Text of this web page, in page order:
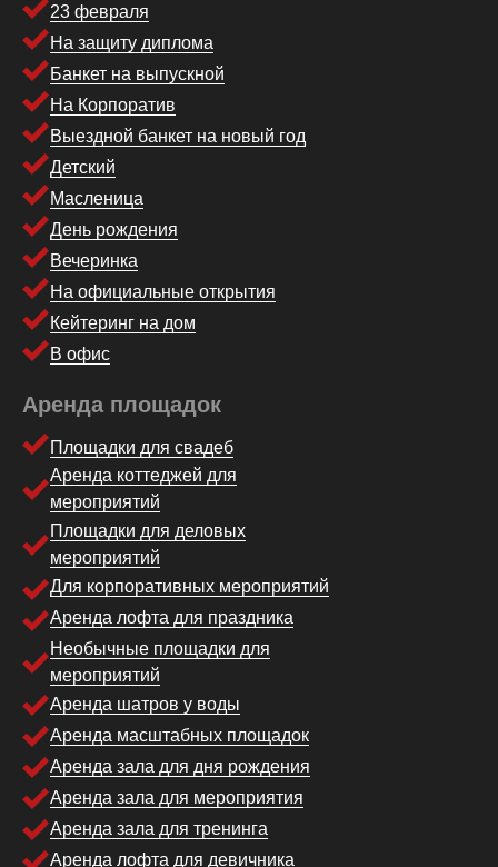
23 февраля
На защиту диплома
Банкет на выпускной
На Корпоратив
Выездной банкет на новый год
Детский
Масленица
День рождения
Вечеринка
На официальные открытия
Кейтеринг на дом
В офис
Аренда площадок
Площадки для свадеб
Аренда коттеджей для
мероприятий
Площадки для деловых
мероприятий
Для корпоративных мероприятий
Аренда лофта для праздника
Необычные площадки для
мероприятий
Аренда шатров у воды
Аренда масштабных площадок
Аренда зала для дня рождения
Аренда зала для мероприятия
Аренда зала для тренинга
Аренда лофта для девичника